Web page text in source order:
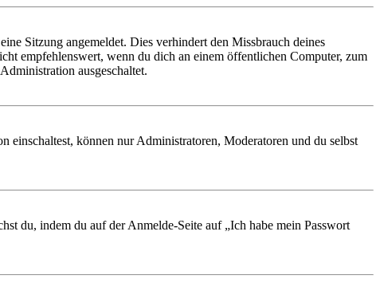
Sitzung angemeldet. Dies verhindert den Missbrauch deines
empfehlenswert, wenn du dich an einem öffentlichen Computer, zum
ausgeschaltet.
einschaltest, können nur Administratoren, Moderatoren und du selbst
du, indem du auf der Anmelde-Seite auf „Ich habe mein Passwort